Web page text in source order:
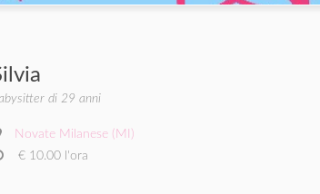
di 29 anni
Novate Milanese (MI)
€ 10.00 l'ora